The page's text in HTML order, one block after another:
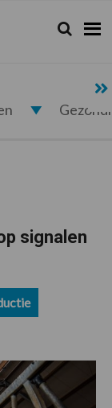
Zoeken...
Zoek
signalen